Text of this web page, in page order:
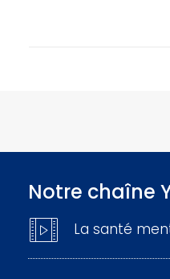
Notre chaîne
La santé